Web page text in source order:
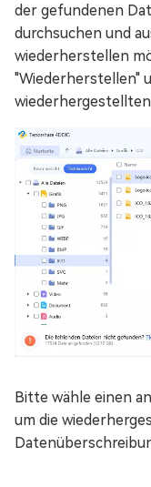
der gefundenen
durchsuchen und
wiederherstellen
"Wiederherstellen"
wiederhergestellten
Bitte wähle einen
um die